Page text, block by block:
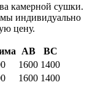
камерной сушки.
индивидуально
цену.
АВ
ВС
1600 1400
1600 1400